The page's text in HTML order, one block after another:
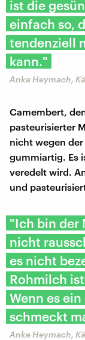
ist die
einfach so,
tendenziell
kann."
Anke Heymach,
Camembert,
pasteurisierter
nicht wegen
gummiartig. Es
veredelt wird.
und
"Ich bin der
nicht
es nicht
Rohmilch
Wenn es
schmeckt
Anke Heymach,